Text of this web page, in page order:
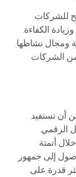
للشركات
الكفاءة.
ومجال نشاطها.
الشركات
أن تستفيد
الرقمي.
أتمتة
إلى جمهور
قدرة على